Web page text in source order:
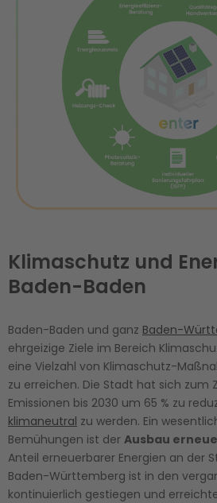
Klimaschutz und
Baden-Baden
Baden-Baden und ganz Baden-
ehrgeizige Ziele im Bereich
eine Vielzahl von Klimaschutz-
zu erreichen. Die Stadt hat sich zum
Emissionen bis 2030 um 65 % zu
klimaneutral zu werden. Ein
Bemühungen ist der Ausbau
Anteil erneuerbarer Energien an der
Baden-Württemberg ist in den
kontinuierlich gestiegen und